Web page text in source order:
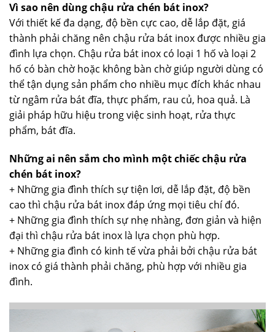
Vì sao nên dùng chậu rửa chén bát inox?
Với thiết kế đa dạng, độ bền cực cao, dễ lắp đặt, giá
thành phải chăng nên chậu rửa bát inox được nhiều gia
đình lựa chọn. Chậu rửa bát inox có loại 1 hố và loại 2
hố có bàn chờ hoặc không bàn chờ giúp người dùng có
thể tận dụng sản phẩm cho nhiều mục đích khác nhau
từ ngâm rửa bát đĩa, thực phẩm, rau củ, hoa quả. Là
giải pháp hữu hiệu trong việc sinh hoạt, rửa thực
phẩm, bát đĩa.
Những ai nên sắm cho mình một chiếc chậu rửa
chén bát inox?
+ Những gia đình thích sự tiện lơi, dễ lắp đặt, độ bền
cao thì chậu rửa bát inox đáp ứng mọi tiêu chí đó.
+ Những gia đình thích sự nhẹ nhàng, đơn giản và hiện
đại thì chậu rửa bát inox là lựa chọn phù hợp.
+ Những gia đình có kinh tế vừa phải bởi chậu rửa bát
inox có giá thành phải chăng, phù hợp với nhiều gia
đình.